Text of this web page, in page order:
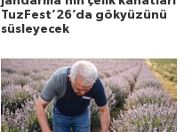
TuzFest’26’da gökyüzünü
süsleyecek